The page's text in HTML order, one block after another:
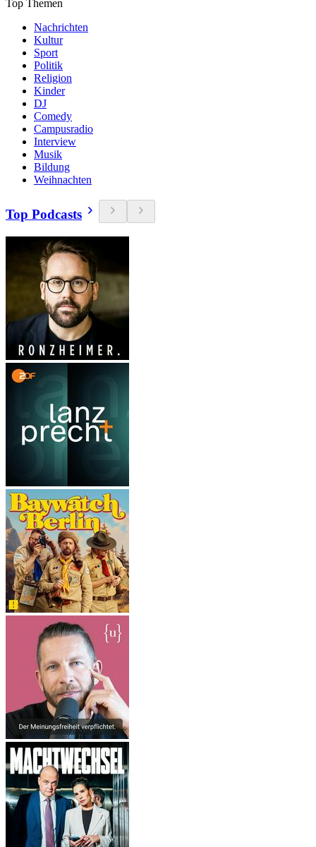
Top Themen
Nachrichten
Kultur
Sport
Politik
Religion
Kinder
DJ
Comedy
Campusradio
Interview
Musik
Bildung
Weihnachten
Top Podcasts